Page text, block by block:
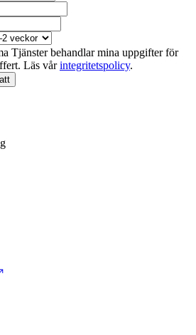
Tjänster behandlar mina uppgifter för
Läs vårintegritetspolicy.